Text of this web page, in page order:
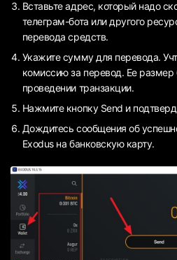
Вставьте адрес, который надо
телеграм-бота или другого
перевода средств.
Укажите сумму для перевода.
комиссию за перевод. Ее размер
проведении транзакции.
Нажмите кнопку Send и
Дождитесь сообщения об
Exodus на банковскую карту.